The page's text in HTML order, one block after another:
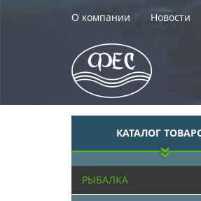
О компании Новости
КАТАЛОГ
РЫБАЛКА